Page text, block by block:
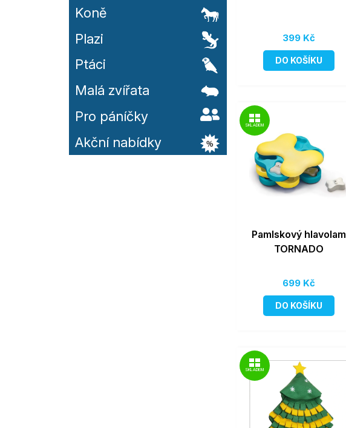
Koně
Plazi
Ptáci
Malá zvířata
Pro páníčky
Akční nabídky
399 Kč
DO KOŠÍKU
SKLADEM
Pamlskový hlavolam
TORNADO
699 Kč
DO KOŠÍKU
SKLADEM